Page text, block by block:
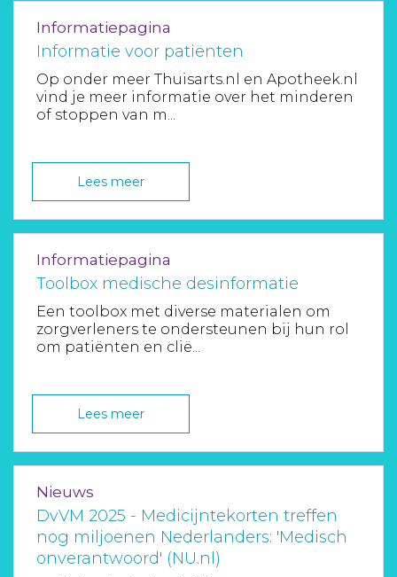
Informatiepagina
Informatie voor patiënten
Op onder meer Thuisarts.nl en Apotheek.nl
vind je meer informatie over het minderen
of stoppen van m...
Lees meer
Informatiepagina
Toolbox medische desinformatie
Een toolbox met diverse materialen om
zorgverleners te ondersteunen bij hun rol
om patiënten en clië...
Lees meer
Nieuws
DvVM 2025 - Medicijntekorten treffen
nog miljoenen Nederlanders: 'Medisch
onverantwoord' (NU.nl)